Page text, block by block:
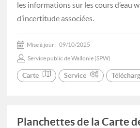
les informations sur les cours d’eau
d’incertitude associées.
Mise à jour: 09/10/2025
Service public de Wallonie (SPW)
Carte Service
Planchettes de la Carte